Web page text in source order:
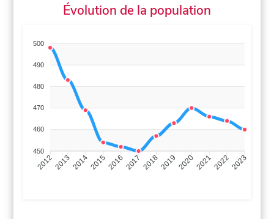
Évolution de la population
500
490
480
470
460
450
201220132014201520162017 20182019 2020202120222023